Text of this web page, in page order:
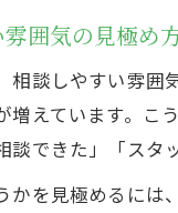
囲気の見極め
相談しやすい雰
増えています。こ
談できた」「ス
かを見極めるに